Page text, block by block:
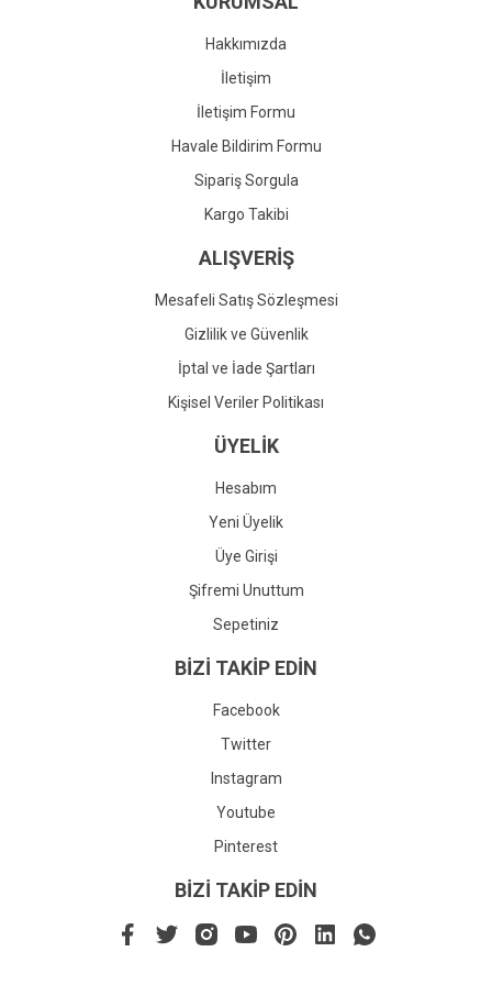
Gönder
Hakkımızda
İletişim
İletişim Formu
Havale Bildirim Formu
Sipariş Sorgula
Kargo Takibi
ALIŞVERİŞ
Mesafeli Satış Sözleşmesi
Gizlilik ve Güvenlik
İptal ve İade Şartları
Kişisel Veriler Politikası
ÜYELİK
Hesabım
Yeni Üyelik
Üye Girişi
Şifremi Unuttum
Sepetiniz
BİZİ TAKİP EDİN
Facebook
Twitter
Instagram
Youtube
Pinterest
BİZİ TAKİP EDİN